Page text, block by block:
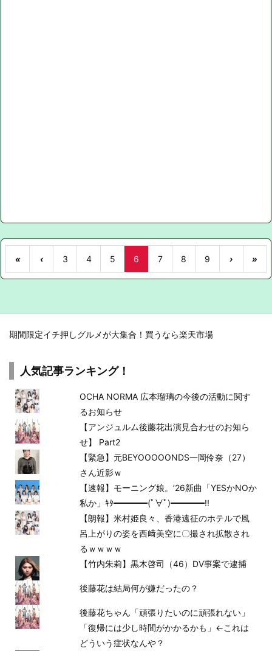
« ‹ 3 4 5 6 7 8 9 › »
期間限定イチ押しグルメが大集合！買うなら楽天市場
人気記事ランキング！
OCHA NORMA 広本瑠璃の今後の活動に関す
るお知らせ
【アンジュルム後藤花出演見合わせのお知ら
せ】 Part2
【緊急】元BEYOOOOONDS一岡伶奈（27）
さん近影ｗ
【速報】モーニング娘。’26新曲「YESかNOか
私か」ｷﾀ━━━━(ﾟ∀ﾟ)━━━━!!
【朗報】米村姫良々、香港遠征のホテルで風
呂上がりの姿を西﨑美空に〇撮され拡散され
るｗｗｗｗ
【竹内朱莉】黒木啓司（46）DV事案で逮捕
後藤花は結局何が嫌だったの？
後藤花ちゃん「頑張りたいのに頑張れない」
「復帰には少し時間がかかるかも」←これは
どういう症状なんや？